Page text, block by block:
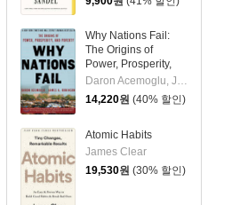
Why Nations Fail:
The Origins of
Power, Prosperity,
and Poverty
Daron Acemoglu, James A Robinson
14,220원 (40% 할인)
Atomic Habits
James Clear
19,530원 (30% 할인)